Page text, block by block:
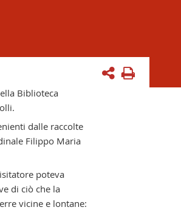
Biblioteca
dalle raccolte
Filippo Maria
poteva
di ciò che la
vicine e lontane: